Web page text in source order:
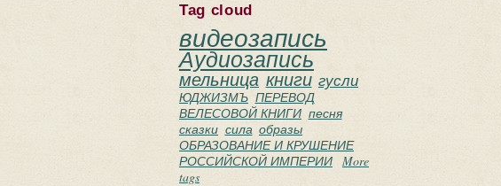
Tag cloud
видеозапись
Аудиозапись
мельница книги гусли
ЮДЖИЗМЪ ПЕРЕВОД
ВЕЛЕСОВОЙ КНИГИ песня
сказки сила образы
ОБРАЗОВАНИЕ И КРУШЕНИЕ
РОССИЙСКОЙ ИМПЕРИИ More
tags